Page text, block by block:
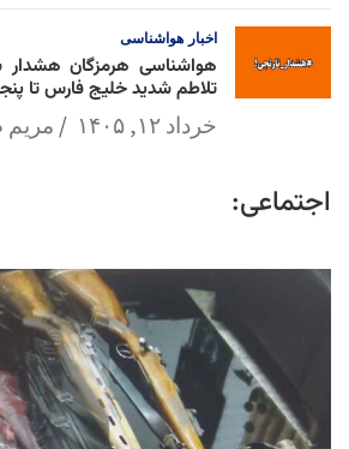
اخبار هواشناسی
هواشناسی هرمزگان هشدار
تلاطم شدید خلیج فارس تا
خرداد ۱۲, ۱۴۰۵
اجتماعی: